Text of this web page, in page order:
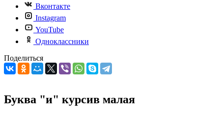
Вконтакте
Instagram
YouTube
Одноклассники
Поделиться
Буква "и" курсив малая